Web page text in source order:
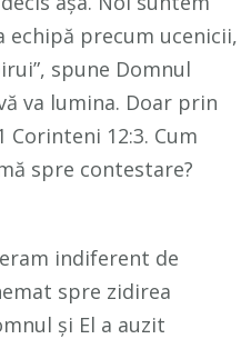
precum ucenicii,
spune Domnul
va lumina. Doar prin
12:3. Cum
spre contestare?
indiferent de
spre zidirea
și El a auzit